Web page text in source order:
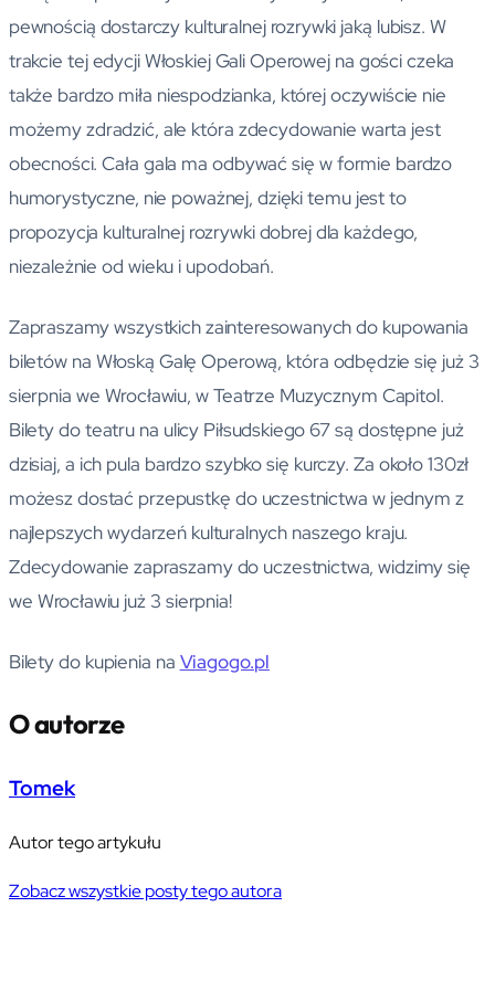
pewnością dostarczy kulturalnej rozrywki jaką lubisz. W
trakcie tej edycji Włoskiej Gali Operowej na gości czeka
także bardzo miła niespodzianka, której oczywiście nie
możemy zdradzić, ale która zdecydowanie warta jest
obecności. Cała gala ma odbywać się w formie bardzo
humorystyczne, nie poważnej, dzięki temu jest to
propozycja kulturalnej rozrywki dobrej dla każdego,
niezależnie od wieku i upodobań.
Zapraszamy wszystkich zainteresowanych do kupowania
biletów na Włoską Galę Operową, która odbędzie się już 3
sierpnia we Wrocławiu, w Teatrze Muzycznym Capitol.
Bilety do teatru na ulicy Piłsudskiego 67 są dostępne już
dzisiaj, a ich pula bardzo szybko się kurczy. Za około 130zł
możesz dostać przepustkę do uczestnictwa w jednym z
najlepszych wydarzeń kulturalnych naszego kraju.
Zdecydowanie zapraszamy do uczestnictwa, widzimy się
we Wrocławiu już 3 sierpnia!
Bilety do kupienia na Viagogo.pl
O autorze
Tomek
Autor tego artykułu
Zobacz wszystkie posty tego autora